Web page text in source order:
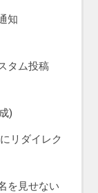
知
タム投稿
)
リダイレク
を見せない